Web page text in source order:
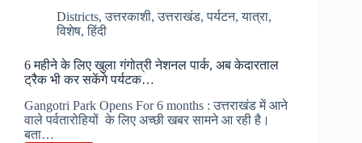
शुरू,
IRCTC
के
जरिए…..
Districts,उत्तरकाशी,उत्तराखंड,पर्यटन,यात्रा,
विशेष,हिंदी
6 महीने के लिए खुला गंगोत्री नेशनल पार्क, अब केदारताल
ट्रैक भी कर सकेंगे पर्यटक…
Gangotri Park Opens For 6 months : उत्तराखंड में आने
वाले पर्वतारोहियों के लिए अच्छी खबर सामने आ रही है।
बता…